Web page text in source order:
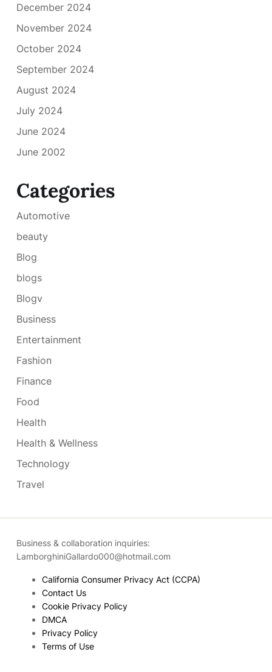
December 2024
November 2024
October 2024
September 2024
August 2024
July 2024
June 2024
June 2002
Categories
Automotive
beauty
Blog
blogs
Blogv
Business
Entertainment
Fashion
Finance
Food
Health
Health & Wellness
Technology
Travel
Business & collaboration inquiries:
LamborghiniGallardo000@hotmail.com
California Consumer Privacy Act (CCPA)
Contact Us
Cookie Privacy Policy
DMCA
Privacy Policy
Terms of Use